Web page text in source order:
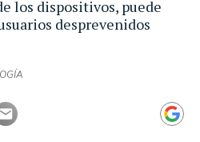
los dispositivos, puede
desprevenidos